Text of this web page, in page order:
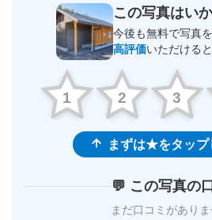
この写真はい
今後も無料で写真
高評価いただける
1 2 3
まずは★をタップ
💬 この写真の
まだ口コミがありま